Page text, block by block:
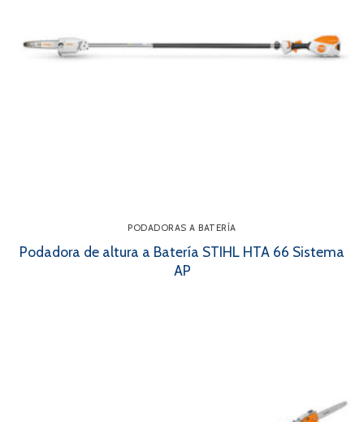
PODADORAS A BATERÍA
Podadora de altura a Batería STIHL HTA 66 Sistema
AP